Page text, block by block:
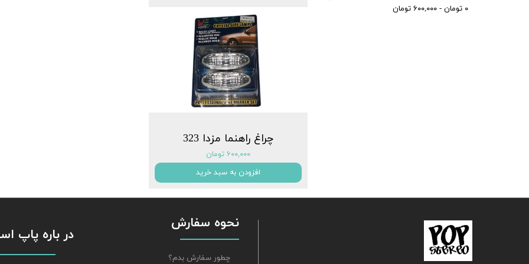
۰ تومان - ۶۰۰,۰۰۰ تومان
چراغ راهنما مزدا 323
۶۰۰,۰۰۰ تومان
افزودن به سبد خرید
نحوه سفارش
چطور سفارش بدم؟
در باره پاپ